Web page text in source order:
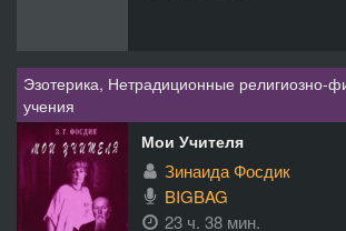
Эзотерика, Нетрадиционные религиозно-
учения
Мои Учителя
Зинаида Фосдик
BIGBAG
23 ч. 38 мин.